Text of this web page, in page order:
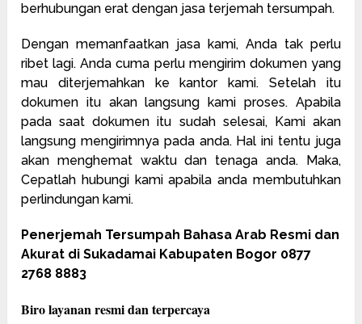
berhubungan erat dengan jasa terjemah tersumpah.
Dengan memanfaatkan jasa kami, Anda tak perlu
ribet lagi. Anda cuma perlu mengirim dokumen yang
mau diterjemahkan ke kantor kami. Setelah itu
dokumen itu akan langsung kami proses. Apabila
pada saat dokumen itu sudah selesai, Kami akan
langsung mengirimnya pada anda. Hal ini tentu juga
akan menghemat waktu dan tenaga anda. Maka,
Cepatlah hubungi kami apabila anda membutuhkan
perlindungan kami.
Penerjemah Tersumpah Bahasa Arab Resmi dan
Akurat di Sukadamai Kabupaten Bogor 0877
2768 8883
Biro layanan resmi dan terpercaya